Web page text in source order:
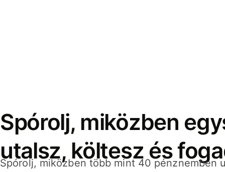
Spórolj, miközben
utalsz, költesz és
Spórolj, miközben több mint 40 pénznemben